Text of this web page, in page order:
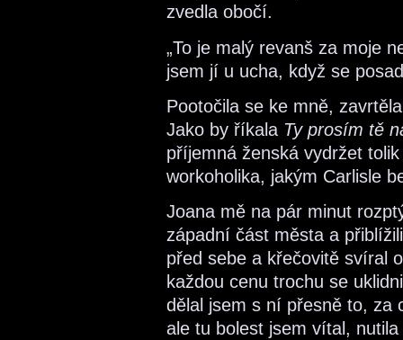
zvedla obočí.
„To je malý revanš za moje
jsem jí u ucha, když se
Pootočila se ke mně,
Jako by říkala Ty prosím tě
příjemná ženská vydržet
workoholika, jakým Carlisle
Joana mě na pár minut
západní část města a
před sebe a křečovitě svíral
každou cenu trochu se
dělal jsem s ní přesně to, za
ale tu bolest jsem vítal,